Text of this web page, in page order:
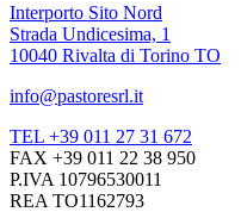
Interporto Sito Nord
Strada Undicesima, 1
10040 Rivalta di Torino TO
info@pastoresrl.it
TEL +39 011 27 31 672
FAX +39 011 22 38 950
P.IVA 10796530011
REA TO1162793